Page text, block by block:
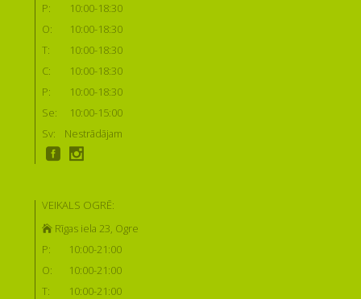
P:
10:00-18:30
O:
10:00-18:30
T:
10:00-18:30
C:
10:00-18:30
P:
10:00-18:30
Se:
10:00-15:00
Sv:
Nestrādājam
VEIKALS OGRĒ:
Rīgas iela 23, Ogre
P:
10:00-21:00
O:
10:00-21:00
T:
10:00-21:00